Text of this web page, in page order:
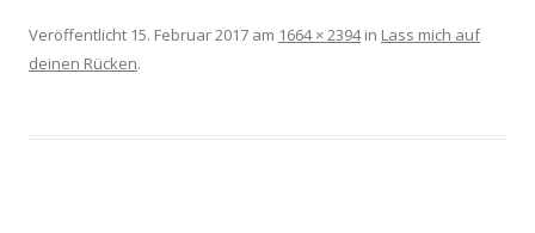
Veröffentlicht 15. Februar 2017 am 1664 × 2394in Lass mich auf
deinen Rücken.